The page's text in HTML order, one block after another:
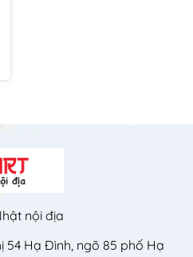
nội địa
54 Hạ Đình, ngõ 85 phố Hạ